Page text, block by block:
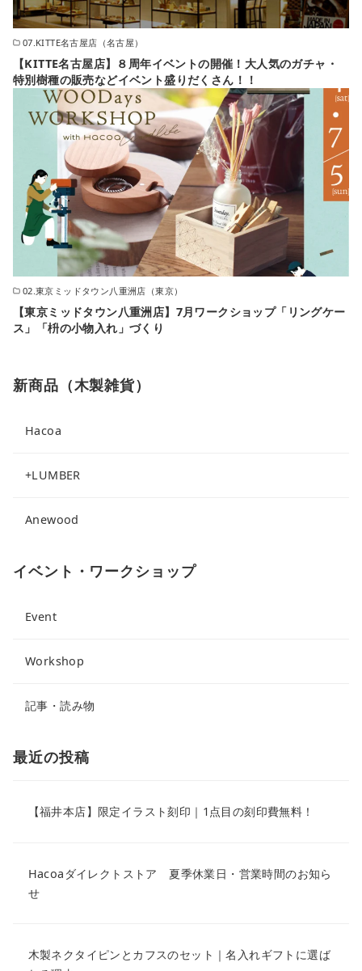
07.KITTE名古屋店（名古屋）
【KITTE名古屋店】８周年イベントの開催！大人気のガチャ・
特別樹種の販売などイベント盛りだくさん！！
02.東京ミッドタウン八重洲店（東京）
【東京ミッドタウン八重洲店】7月ワークショップ「リングケー
ス」「枡の小物入れ」づくり
新商品（木製雑貨）
Hacoa
+LUMBER
Anewood
イベント・ワークショップ
Event
Workshop
記事・読み物
最近の投稿
【福井本店】限定イラスト刻印｜1点目の刻印費無料！
Hacoaダイレクトストア 夏季休業日・営業時間のお知ら
せ
木製ネクタイピンとカフスのセット｜名入れギフトに選ば